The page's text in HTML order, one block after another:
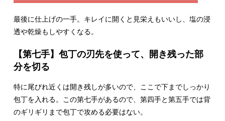
最後に仕上げの一手。キレイに開くと見栄えもいいし、塩の浸
透や乾燥もしやすくなる。
【第七手】包丁の刃先を使って、開き残った部
分を切る
特に尾びれ近くは開き残しが多いので、ここで下までしっかり
包丁を入れる。この第七手があるので、第四手と第五手では背
のギリギリまで包丁で攻める必要はない。